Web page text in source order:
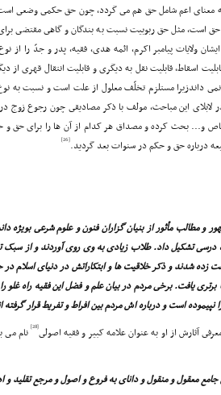
به معناى اعم شامل حق هم مى گردد، چون حق حکمى وضعى
حق است، مثل حق ربوبیت نسبت به بندگان و گاهى مقتضى
ولایات پیامبر اکرم، ائمه هدى، فقیه، پدر و جدّ را
اسقاط، قابلیت نقل به دیگرى و قابلیت انتقال قهرى از
نمى داندزیرا مستلزم تخلّف معلول از علت است و نسبت
این مباحث، مولف با ذکر مصادیقى چون رجوع زوج
و... بحث کرده و مصداق هر کدام از آن ها را براى حق و
درباره حق و حکم در سنوات بعد گردید.[26]
و مطالب مأثور از بنیان گزاران فنون و علوم شرعى
درسى تشکیل داد. طلاب زیادى به وى روى آوردند و از سبک
شدند و ذکر خلاقیت ها و ابتکاراتش در دنیاى اسلام در
یافت. برخى مردم در بیان علم و فضل این فقیه راه غلو
نپیموده است و درباره اش مردم بین افراط و تفریط قرار گرفته
آثارش از او به عنوان علامه کبیر و فقیه اصولى[28]
نام مى
معقول و منقول و داناى به فروع و اصول و مرجع تقلید و